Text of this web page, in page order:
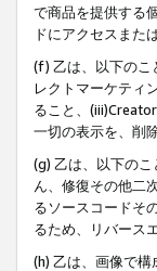
で商品を提供する
ドにアクセスまた
(f) 乙は、以下のこ
レクトマーケティ
ること、
一切の表示を、削
(g) 乙は、以下の
ん、修復その他二
るソースコードそ
るため、リバース
(h) 乙は、画像で